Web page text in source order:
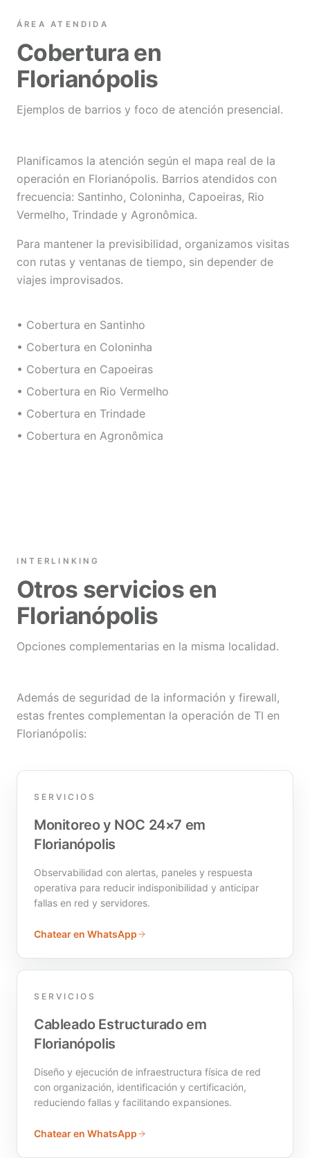
ÁREA ATENDIDA
Cobertura en
Florianópolis
Ejemplos de barrios y foco de atención presencial.
Planificamos la atención según el mapa real de la
operación en Florianópolis. Barrios atendidos con
frecuencia: Santinho, Coloninha, Capoeiras, Rio
Vermelho, Trindade y Agronômica.
Para mantener la previsibilidad, organizamos visitas
con rutas y ventanas de tiempo, sin depender de
viajes improvisados.
• Cobertura en Santinho
• Cobertura en Coloninha
• Cobertura en Capoeiras
• Cobertura en Rio Vermelho
• Cobertura en Trindade
• Cobertura en Agronômica
INTERLINKING
Otros servicios en
Florianópolis
Opciones complementarias en la misma localidad.
Además de seguridad de la información y firewall,
estas frentes complementan la operación de TI en
Florianópolis:
SERVICIOS
Monitoreo y NOC 24×7 em
Florianópolis
Observabilidad con alertas, paneles y respuesta
operativa para reducir indisponibilidad y anticipar
fallas en red y servidores.
Chatear en WhatsApp
SERVICIOS
Cableado Estructurado em
Florianópolis
Diseño y ejecución de infraestructura física de red
con organización, identificación y certificación,
reduciendo fallas y facilitando expansiones.
Chatear en WhatsApp